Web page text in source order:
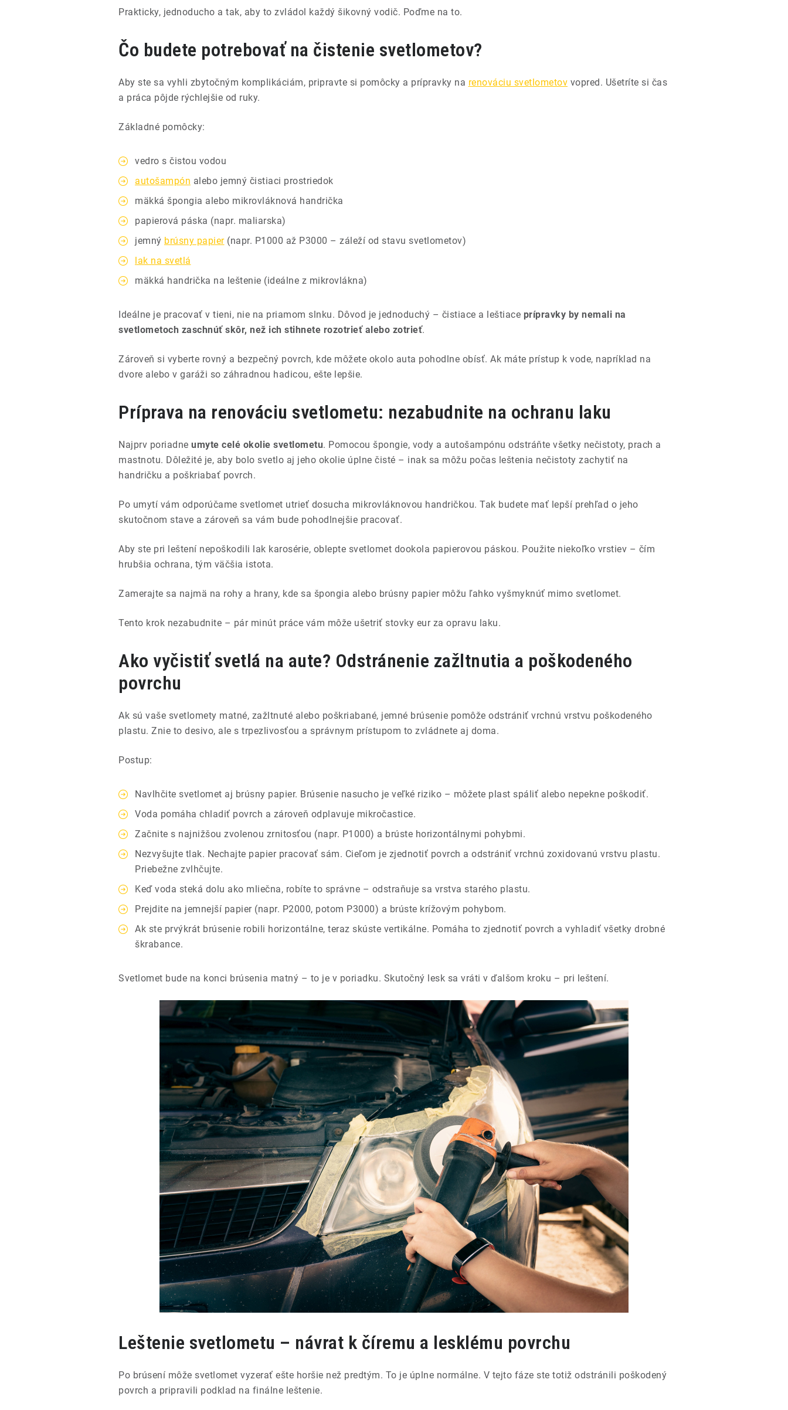
Prakticky, jednoducho a tak, aby to zvládol každý šikovný vodič. Poďme na to.
Čo budete potrebovať na čistenie svetlometov?
Aby ste sa vyhli zbytočným komplikáciám, pripravte si pomôcky a prípravky na renováciu svetlometov vopred. Ušetríte si čas
a práca pôjde rýchlejšie od ruky.
Základné pomôcky:
vedro s čistou vodou
autošampón alebo jemný čistiaci prostriedok
mäkká špongia alebo mikrovláknová handrička
papierová páska (napr. maliarska)
jemný brúsny papier(napr. P1000 až P3000 – záleží od stavu svetlometov)
lak na svetlá
mäkká handrička na leštenie (ideálne z mikrovlákna)
Ideálne je pracovať v tieni, nie na priamom slnku. Dôvod je jednoduchý – čistiace a leštiace prípravky by nemali na
svetlometoch zaschnúť skôr, než ich stihnete rozotrieť alebo zotrieť.
Zároveň si vyberte rovný a bezpečný povrch, kde môžete okolo auta pohodlne obísť. Ak máte prístup k vode, napríklad na
dvore alebo v garáži so záhradnou hadicou, ešte lepšie.
Príprava na renováciu svetlometu: nezabudnite na ochranu laku
Najprv poriadne umyte celé okolie svetlometu. Pomocou špongie, vody a autošampónu odstráňte všetky nečistoty, prach a
mastnotu. Dôležité je, aby bolo svetlo aj jeho okolie úplne čisté – inak sa môžu počas leštenia nečistoty zachytiť na
handričku a poškriabať povrch.
Po umytí vám odporúčame svetlomet utrieť dosucha mikrovláknovou handričkou. Tak budete mať lepší prehľad o jeho
skutočnom stave a zároveň sa vám bude pohodlnejšie pracovať.
Aby ste pri leštení nepoškodili lak karosérie, oblepte svetlomet dookola papierovou páskou. Použite niekoľko vrstiev – čím
hrubšia ochrana, tým väčšia istota.
Zamerajte sa najmä na rohy a hrany, kde sa špongia alebo brúsny papier môžu ľahko vyšmyknúť mimo svetlomet.
Tento krok nezabudnite – pár minút práce vám môže ušetriť stovky eur za opravu laku.
Ako vyčistiť svetlá na aute? Odstránenie zažltnutia a poškodeného
povrchu
Ak sú vaše svetlomety matné, zažltnuté alebo poškriabané, jemné brúsenie pomôže odstrániť vrchnú vrstvu poškodeného
plastu. Znie to desivo, ale s trpezlivosťou a správnym prístupom to zvládnete aj doma.
Postup:
Navlhčite svetlomet aj brúsny papier. Brúsenie nasucho je veľké riziko – môžete plast spáliť alebo nepekne poškodiť.
Voda pomáha chladiť povrch a zároveň odplavuje mikročastice.
Začnite s najnižšou zvolenou zrnitosťou (napr. P1000) a brúste horizontálnymi pohybmi.
Nezvyšujte tlak. Nechajte papier pracovať sám. Cieľom je zjednotiť povrch a odstrániť vrchnú zoxidovanú vrstvu plastu.
Priebežne zvlhčujte.
Keď voda steká dolu ako mliečna, robíte to správne – odstraňuje sa vrstva starého plastu.
Prejdite na jemnejší papier (napr. P2000, potom P3000) a brúste krížovým pohybom.
Ak ste prvýkrát brúsenie robili horizontálne, teraz skúste vertikálne. Pomáha to zjednotiť povrch a vyhladiť všetky drobné
škrabance.
Svetlomet bude na konci brúsenia matný – to je v poriadku. Skutočný lesk sa vráti v ďalšom kroku – pri leštení.
Leštenie svetlometu – návrat k číremu a lesklému povrchu
Po brúsení môže svetlomet vyzerať ešte horšie než predtým. To je úplne normálne. V tejto fáze ste totiž odstránili poškodený
povrch a pripravili podklad na finálne leštenie.